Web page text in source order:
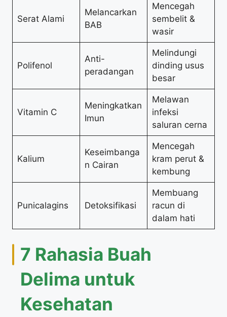
Serat Alami
Melancarkan
BAB
Mencegah
sembelit &
wasir
Polifenol
Anti-
peradangan
Melindungi
dinding usus
besar
Vitamin C
Meningkatkan
Imun
Melawan
infeksi
saluran cerna
Kalium
Keseimbanga
n Cairan
Mencegah
kram perut &
kembung
Punicalagins Detoksifikasi
Membuang
racun di
dalam hati
7 Rahasia Buah
Delima untuk
Kesehatan